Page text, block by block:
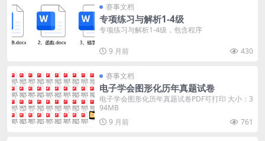
赛事文档
专项练习与解析1-4级
专项练习与解析1-4级，包含程序
9 月前 430
赛事文档
电子学会图形化历年真题试卷
电子学会图形化历年真题试卷PDF可打印 大小：3
94MB
9 月前
761